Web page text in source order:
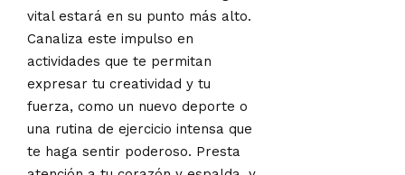
vital estará en su punto más alto.
Canaliza este impulso en
actividades que te permitan
expresar tu creatividad y tu
fuerza, como un nuevo deporte o
una rutina de ejercicio intensa que
te haga sentir poderoso. Presta